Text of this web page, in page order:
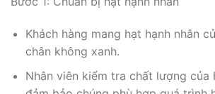
Khách hàng mang hạt hạnh nhân
chân không xanh.
Nhân viên kiểm tra chất lượng của